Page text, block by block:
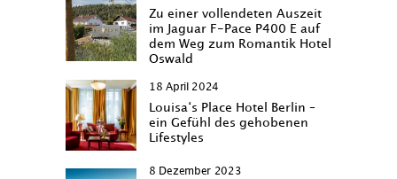
Zu einer vollendeten Auszeit
im Jaguar F-Pace P400 E auf
dem Weg zum Romantik Hotel
Oswald
18 April 2024
Louisa‘s Place Hotel Berlin –
ein Gefühl des gehobenen
Lifestyles
8 Dezember 2023